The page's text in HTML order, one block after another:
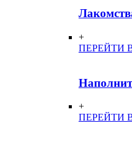
+
ПЕРЕЙТИ
+
ПЕРЕЙТИ